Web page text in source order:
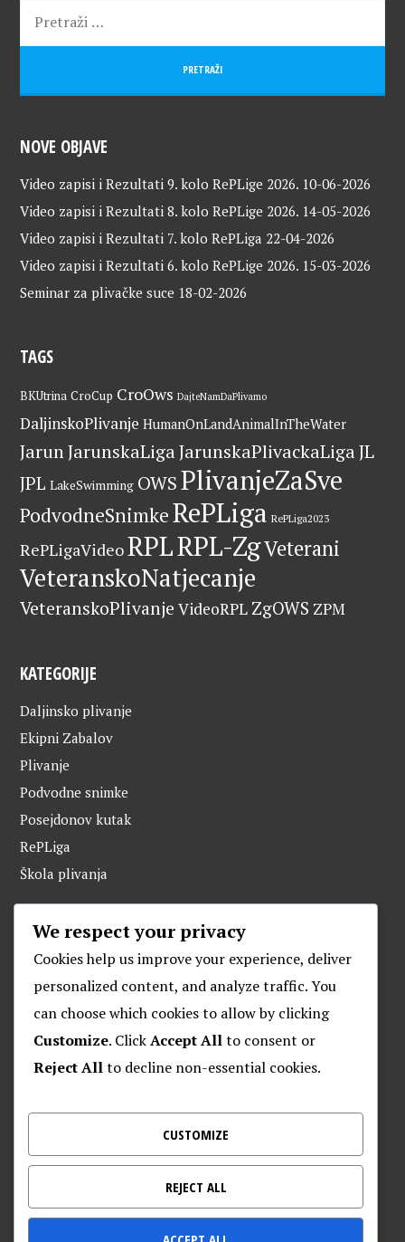
NOVE OBJAVE
Video zapisi i Rezultati 9. kolo RePLige 2026. 10-06-2026
Video zapisi i Rezultati 8. kolo RePLige 2026. 14-05-2026
Video zapisi i Rezultati 7. kolo RePLiga 22-04-2026
Video zapisi i Rezultati 6. kolo RePLige 2026. 15-03-2026
Seminar za plivačke suce 18-02-2026
TAGS
BKUtrina CroCup CroOws DajteNamDaPlivamo
DaljinskoPlivanje HumanOnLandAnimalInTheWater
JarunJarunskaLiga JarunskaPlivackaLiga JL
JPL LakeSwimming OWS PlivanjeZaSve
PodvodneSnimkeRePLiga RePLiga2023
RePLigaVideoRPLRPL-ZgVeterani
VeteranskoNatjecanje
VeteranskoPlivanje VideoRPL ZgOWS ZPM
KATEGORIJE
Daljinsko plivanje
Ekipni Zabalov
Plivanje
Podvodne snimke
Posejdonov kutak
RePLiga
Škola plivanja
ARHIVA
O POSEJDONU
Plivački klub “Posejdon”
Nalješkovićeva 17, Zagreb
Kontakt za veterane – 095 905 9720
We respect your privacy
Cookies help us improve your experience, deliver
personalized content, and analyze traffic. You
can choose which cookies to allow by clicking
Customize. ClickAccept Allto consent or
Reject Allto decline non-essential cookies.
CUSTOMIZE
REJECT ALL